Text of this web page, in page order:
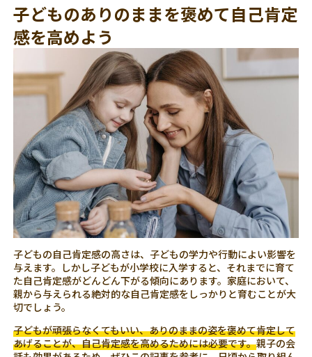
子どものありのままを褒めて自己肯定
感を高めよう
子どもの自己肯定感の高さは、子どもの学力や行動によい影響を
与えます。しかし子どもが小学校に入学すると、それまでに育て
た自己肯定感がどんどん下がる傾向にあります。家庭において、
親から与えられる絶対的な自己肯定感をしっかりと育むことが大
切でしょう。
子どもが頑張らなくてもいい、ありのままの姿を褒めて肯定して
あげることが、自己肯定感を高めるためには必要です。親子の会